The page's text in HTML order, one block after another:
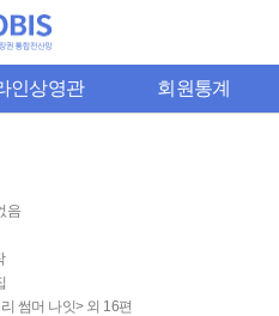
인상영관 회원통계
음
썸머 나잇> 외 16편